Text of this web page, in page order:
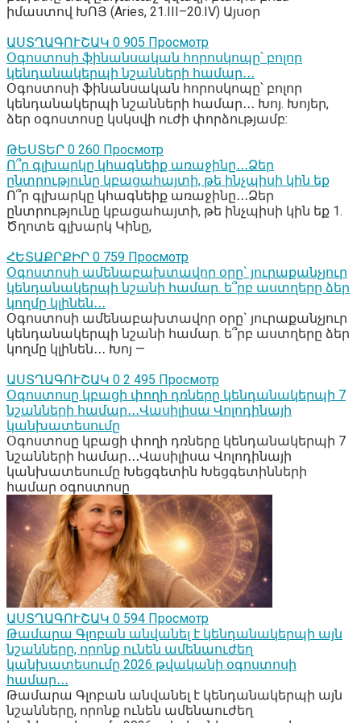
իմաստով ԽՈՅ (Aries, 21.III–20.IV) Այսօր
ԱՍՏՂԱԳՈՒՇԱԿ 0 905 Просмотр
Օգոստոսի ֆինանսական հորոսկոպը՝ բոլոր
կենդանակերպի նշանների համար․․․
Օգոստոսի ֆինանսական հորոսկոպը՝ բոլոր
կենդանակերպի նշանների համար․․․ Խոյ. Խոյեր,
ձեր օգոստոսը կսկսվի ուժի փորձությամբ:
ԹԵՍՏԵՐ 0 260 Просмотр
Ո՞ր գլխարկը կհագնեիք առաջինը․․․Ձեր
ընտրությունը կբացահայտի, թե ինչպիսի կին եք
Ո՞ր գլխարկը կհագնեիք առաջինը․․․Ձեր
ընտրությունը կբացահայտի, թե ինչպիսի կին եք 1.
Ծղոտե գլխարկ Կինը,
ՀԵՏԱՔՐՔԻՐ 0 759 Просмотр
Օգոստոսի ամենաբախտավոր օրը` յուրաքանչյուր
կենդանակերպի նշանի համար. ե՞րբ աստղերը ձեր
կողմը կլինեն․․․
Օգոստոսի ամենաբախտավոր օրը` յուրաքանչյուր
կենդանակերպի նշանի համար. ե՞րբ աստղերը ձեր
կողմը կլինեն․․․ Խոյ —
ԱՍՏՂԱԳՈՒՇԱԿ 0 2 495 Просмотр
Օգոստոսը կբացի փողի դռները կենդանակերպի 7
նշանների համար․․․Վասիլիսա Վոլոդինայի
կանխատեսումը
Օգոստոսը կբացի փողի դռները կենդանակերպի 7
նշանների համար․․․Վասիլիսա Վոլոդինայի
կանխատեսումը Խեցգետին Խեցգետինների
համար օգոստոսը
ԱՍՏՂԱԳՈՒՇԱԿ 0 594 Просмотр
Թամարա Գլոբան անվանել է կենդանակերպի այն
նշանները, որոնք ունեն ամենաուժեղ
կանխատեսումը 2026 թվականի օգոստոսի
համար․․․
Թամարա Գլոբան անվանել է կենդանակերպի այն
նշանները, որոնք ունեն ամենաուժեղ